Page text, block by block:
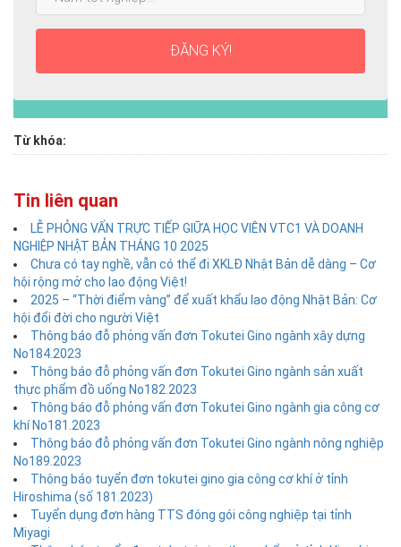
ĐĂNG KÝ!
Từ khóa:
Tin liên quan
LỄ PHỎNG VẤN TRỰC TIẾP GIỮA HỌC VIÊN VTC1 VÀ DOANH
NGHIỆP NHẬT BẢN THÁNG 10 2025
Chưa có tay nghề, vẫn có thể đi XKLĐ Nhật Bản dễ dàng – Cơ
hội rộng mở cho lao động Việt!
2025 – “Thời điểm vàng” để xuất khẩu lao động Nhật Bản: Cơ
hội đổi đời cho người Việt
Thông báo đỗ phỏng vấn đơn Tokutei Gino ngành xây dựng
No184.2023
Thông báo đỗ phỏng vấn đơn Tokutei Gino ngành sản xuất
thực phẩm đồ uống No182.2023
Thông báo đỗ phỏng vấn đơn Tokutei Gino ngành gia công cơ
khí No181.2023
Thông báo đỗ phỏng vấn đơn Tokutei Gino ngành nông nghiệp
No189.2023
Thông báo tuyển đơn tokutei gino gia công cơ khí ở tỉnh
Hiroshima (số 181.2023)
Tuyển dụng đơn hàng TTS đóng gói công nghiệp tại tỉnh
Miyagi